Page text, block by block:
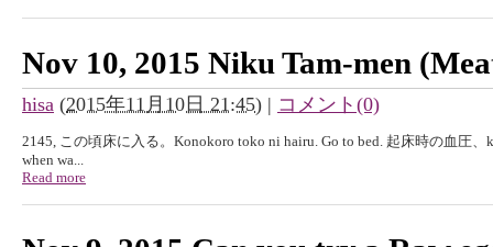
Nov 10, 2015 Niku Tam-men
hisa (2015年11月10日 21:45) | コメント(0)
2145, この頃床に入る。Konokoro toko ni hairu. Go to bed. 起床時の血圧、
when wa...
Read more